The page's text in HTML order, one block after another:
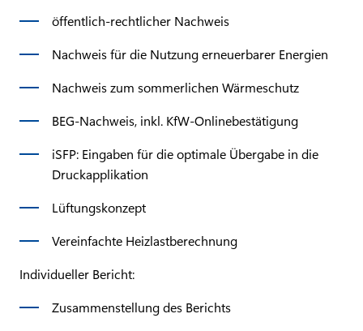
öffentlich-rechtlicher Nachweis
Nachweis für die Nutzung erneuerbarer Energien
Nachweis zum sommerlichen Wärmeschutz
BEG-Nachweis, inkl. KfW-Onlinebestätigung
iSFP: Eingaben für die optimale Übergabe in die
Druckapplikation
Lüftungskonzept
Vereinfachte Heizlastberechnung
Individueller Bericht:
Zusammenstellung des Berichts